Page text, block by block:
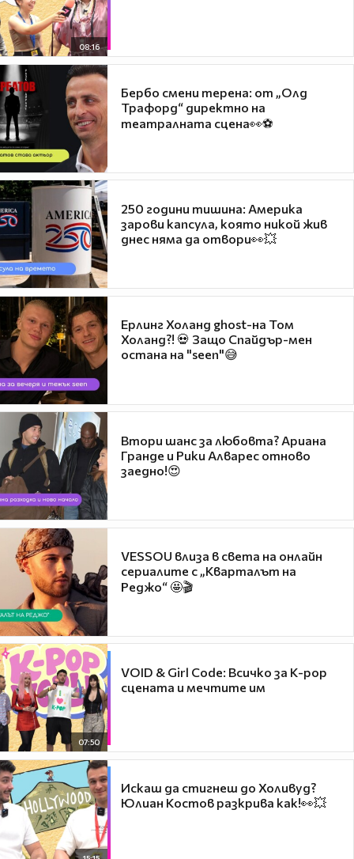
08:16
Бербо смени терена: от „Олд
Трафорд“ директно на
театралната сцена👀⚽
250 години тишина: Америка
зарови капсула, която никой жив
днес няма да отвори👀💥
Ерлинг Холанд ghost-на Том
Холанд?! 💀 Защо Спайдър-мен
остана на "seen"😅
Втори шанс за любовта? Ариана
Гранде и Рики Алварес отново
заедно!😍
VESSOU влиза в света на онлайн
сериалите с „Кварталът на
Реджо“ 🤩🎬
07:50
VOID & Girl Code: Всичко за K-pop
сцената и мечтите им
Искаш да стигнеш до Холивуд?
Юлиан Костов разкрива как!👀💥